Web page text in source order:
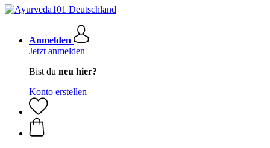
Anmelden
Jetzt anmelden
Bist du neu hier?
Konto erstellen